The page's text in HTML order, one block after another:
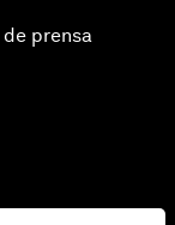
prensa